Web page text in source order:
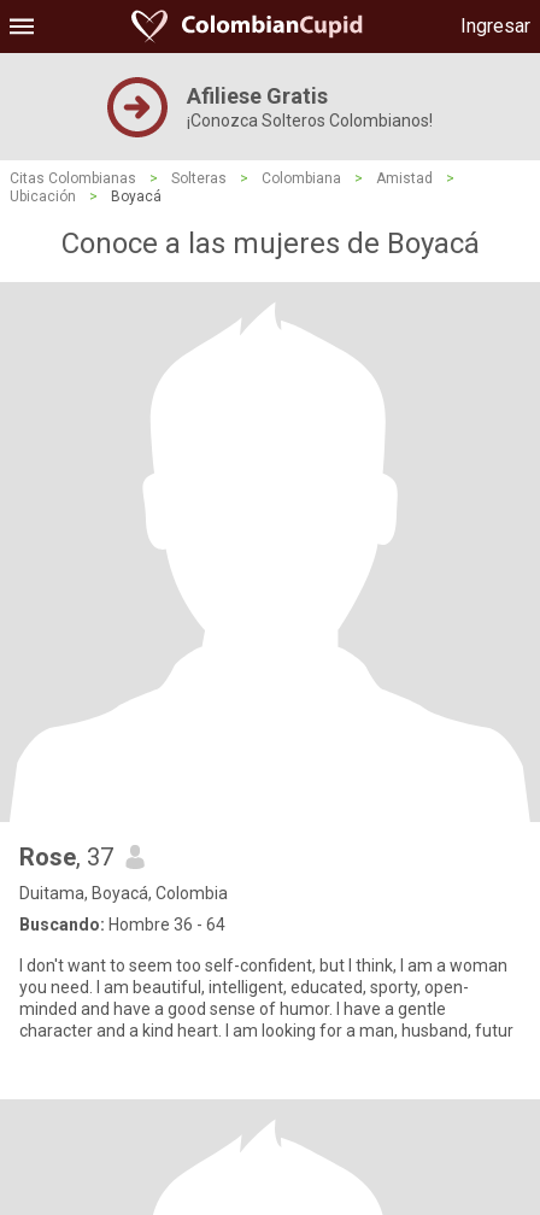
Ingresar
Afiliese Gratis
¡Conozca Solteros Colombianos!
Citas Colombianas > Solteras > Colombiana > Amistad
>
Ubicación
> Boyacá
Conoce a las mujeres de Boyacá
Rose, 37
Duitama, Boyacá, Colombia
Buscando: Hombre 36 - 64
I don't want to seem too self-confident, but I think, I am a woman
you need. I am beautiful, intelligent, educated, sporty, open-
minded and have a good sense of humor. I have a gentle
character and a kind heart. I am looking for a man, husband, futur